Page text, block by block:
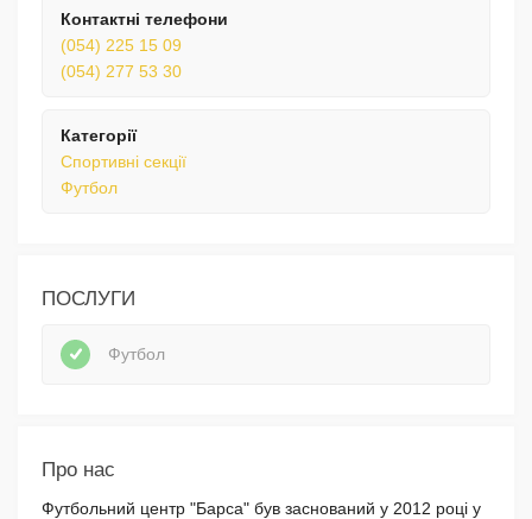
Контактні телефони
(054) 225 15 09
(054) 277 53 30
Категорії
Спортивні секції
Футбол
ПОСЛУГИ
Футбол
Про нас
Футбольний центр "Барса" був заснований у 2012 році у